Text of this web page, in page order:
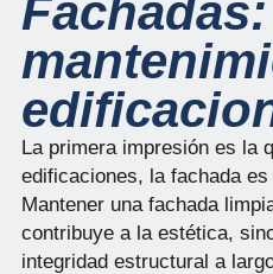
La primera impresión es la
edificaciones, la fachada
Mantener una fachada
contribuye a la estética,
integridad estructural a